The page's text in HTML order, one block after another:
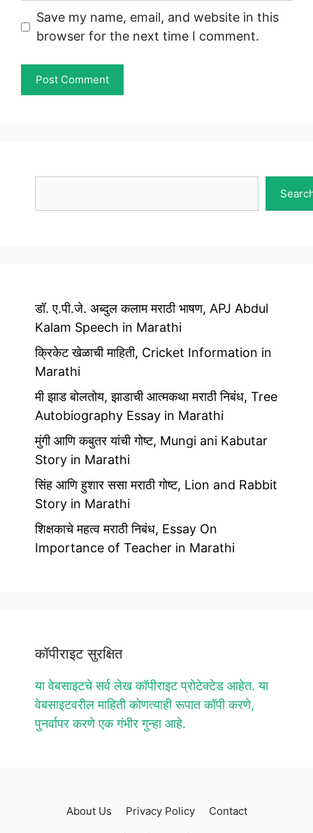
Save my name, email, and website in this
browser for the next time I comment.
डॉ. ए.पी.जे. अब्दुल कलाम मराठी भाषण, APJ Abdul
Kalam Speech in Marathi
क्रिकेट खेळाची माहिती, Cricket Information in
Marathi
मी झाड बोलतोय, झाडाची आत्मकथा मराठी निबंध, Tree
Autobiography Essay in Marathi
मुंगी आणि कबुतर यांची गोष्ट, Mungi ani Kabutar
Story in Marathi
सिंह आणि हुशार ससा मराठी गोष्ट, Lion and Rabbit
Story in Marathi
शिक्षकाचे महत्व मराठी निबंध, Essay On
Importance of Teacher in Marathi
कॉपीराइट सुरक्षित
या वेबसाइटचे सर्व लेख कॉपीराइट प्रोटेक्टेड आहेत. या
वेबसाइटवरील माहिती कोणत्याही रूपात कॉपी करणे,
पुनर्वापर करणे एक गंभीर गुन्हा आहे.
About Us Privacy Policy
Contact